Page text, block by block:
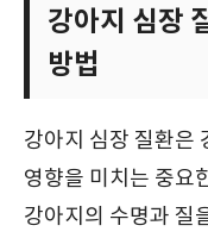
강아지 심장
방법
강아지 심장 질환은
영향을 미치는 중요
강아지의 수명과 질